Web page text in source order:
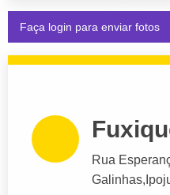
Faça login para enviar fotos
Rua
Galinhas,